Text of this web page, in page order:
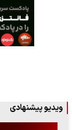
ویدیو پیشنهادی